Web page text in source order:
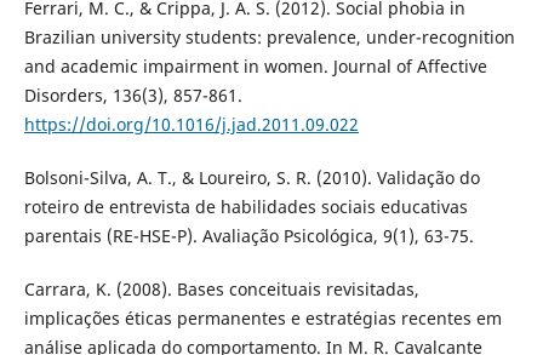
Ferrari, M. C., & Crippa, J. A. S. (2012). Social phobia in
Brazilian university students: prevalence, under-recognition
and academic impairment in women. Journal of Affective
Disorders, 136(3), 857-861.
https://doi.org/10.1016/j.jad.2011.09.022
Bolsoni-Silva, A. T., & Loureiro, S. R. (2010). Validação do
roteiro de entrevista de habilidades sociais educativas
parentais (RE-HSE-P). Avaliação Psicológica, 9(1), 63-75.
Carrara, K. (2008). Bases conceituais revisitadas,
implicações éticas permanentes e estratégias recentes em
análise aplicada do comportamento. In M. R. Cavalcante